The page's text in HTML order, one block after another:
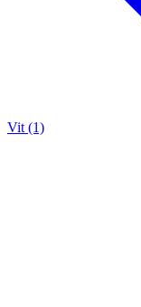
Vit (1)